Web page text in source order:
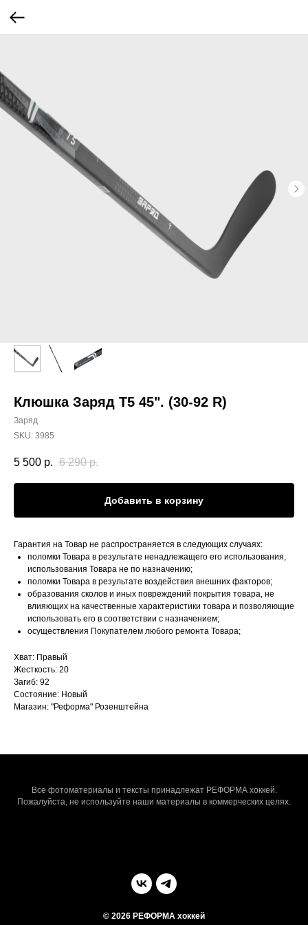
Клюшка Заряд Т5 45". (30-92 R)
Заряд
SKU: 3985
5 500 р. 6 290 р.
Добавить в корзину
Гарантия на Товар не распространяется в следующих случаях:
поломки Товара в результате ненадлежащего его использования,
использования Товара не по назначению;
поломки Товара в результате воздействия внешних факторов;
образования сколов и иных повреждений покрытия товара, не
влияющих на качественные характеристики товара и позволяющие
использовать его в соответствии с назначением;
осуществления Покупателем любого ремонта Товара;
Хват: Правый
Жесткость: 20
Загиб: 92
Состояние: Новый
Магазин: "Реформа" Розенштейна
Все фотоматериалы и тексты принадлежат РЕФОРМА хоккей.
Пожалуйста, не используйте наши материалы в коммерческих целях.
© 2026 РЕФОРМА хоккей